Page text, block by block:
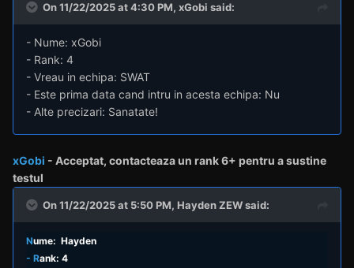
On 11/22/2025 at 4:30 PM,xGobi said:
- Nume: xGobi
- Rank: 4
- Vreau in echipa: SWAT
- Este prima data cand intru in acesta echipa: Nu
- Alte precizari: Sanatate!
xGobi - Acceptat, contacteaza un rank6+ pentru a sustine
testul
On 11/22/2025 at 5:50 PM,Hayden ZEWsaid:
Nume: Hayden
- Rank: 4